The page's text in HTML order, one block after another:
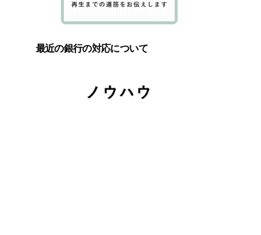
最近の銀行の対応について